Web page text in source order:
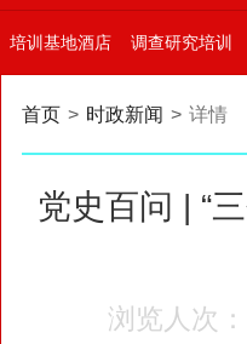
培训基地酒店 调查研究培训
首页 > 时政新闻 > 详情
党史百问 | “
浏览人次